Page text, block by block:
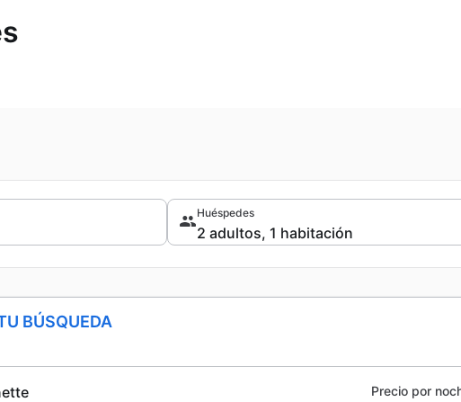
Huéspedes
BÚSQUEDA
Precio por